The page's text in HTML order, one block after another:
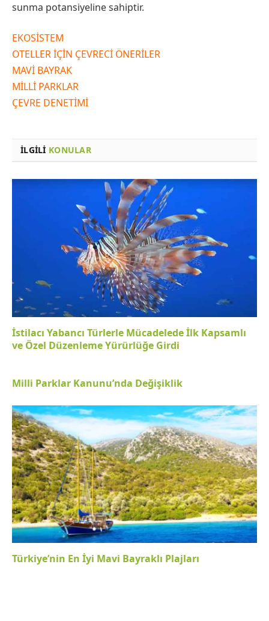
sunma potansiyeline sahiptir.
EKOSİSTEM
OTELLER İÇİN ÇEVRECİ ÖNERİLER
MAVİ BAYRAK
MİLLİ PARKLAR
ÇEVRE DENETİMİ
İLGILI KONULAR
İstilacı Yabancı Türlerle Mücadelede İlk Kapsamlı
ve Özel Düzenleme Yürürlüğe Girdi
Milli Parklar Kanunu’nda Değişiklik
Türkiye’nin En İyi Mavi Bayraklı Plajları